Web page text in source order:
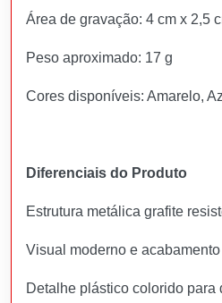
Área de gravação: 4 cm x 2,5
Peso aproximado: 17 g
Cores disponíveis: Amarelo,
Diferenciais do Produto
Estrutura metálica grafite
Visual moderno e
Detalhe plástico colorido para